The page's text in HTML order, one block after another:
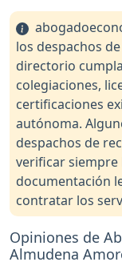
los despachos
directorio
colegiaciones,
certificaciones
autónoma.
despachos de
verificar siempre
documentación
contratar los
Opiniones de
Almudena